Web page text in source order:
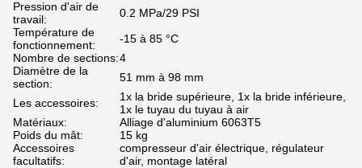
Pression d'air de
travail:
0.2 MPa/29 PSI
Température de
fonctionnement:
-15 à 85 °C
Nombre de sections:4
Diamètre de la
section:
51 mm à 98 mm
Les accessoires:
1x la bride supérieure, 1x la bride inférieure,
1x le tuyau du tuyau à air
Matériaux:
Alliage d'aluminium 6063T5
Poids du mât:
15 kg
Accessoires
facultatifs:
compresseur d'air électrique, régulateur
d'air, montage latéral